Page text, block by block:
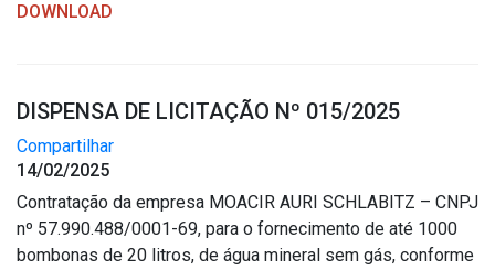
DOWNLOAD
DISPENSA DE LICITAÇÃO Nº 015/2025
Compartilhar
14/02/2025
Contratação da empresa MOACIR AURI SCHLABITZ – CNPJ
nº 57.990.488/0001-69, para o fornecimento de até 1000
bombonas de 20 litros, de água mineral sem gás, conforme